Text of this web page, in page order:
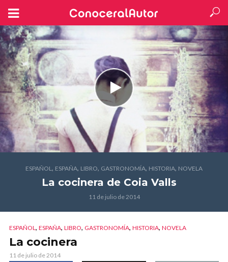
ESPAÑOL, ESPAÑA, LIBRO, GASTRONOMÍA, HISTORIA, NOVELA
La cocinera de Coia Valls
11 de julio de 2014
ESPAÑOL, ESPAÑA, LIBRO, GASTRONOMÍA, HISTORIA, NOVELA
La cocinera
11 de julio de 2014